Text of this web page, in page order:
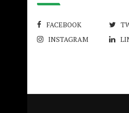
FACEBOOK
INSTAGRAM